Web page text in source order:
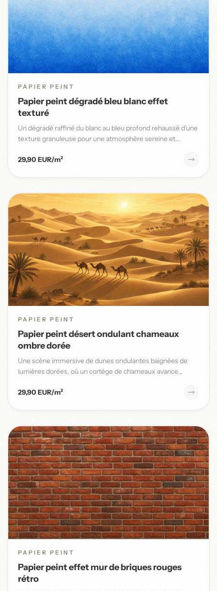
PAPIER PEINT
Papier peint dégradé bleu blanc effet
texturé
Un dégradé raffiné du blanc au bleu profond rehaussé d'une
texture granuleuse pour une atmosphère sereine et
29,90 EUR/m²
PAPIER PEINT
Papier peint désert ondulant chameaux
ombre dorée
Une scène immersive de dunes ondulantes baignées de
lumières dorées, où un cortège de chameaux avance
29,90 EUR/m²
PAPIER PEINT
Papier peint effet mur de briques rouges
rétro